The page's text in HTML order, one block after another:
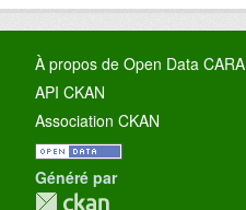
À propos de Open Data CARA
API CKAN
Association CKAN
Généré par